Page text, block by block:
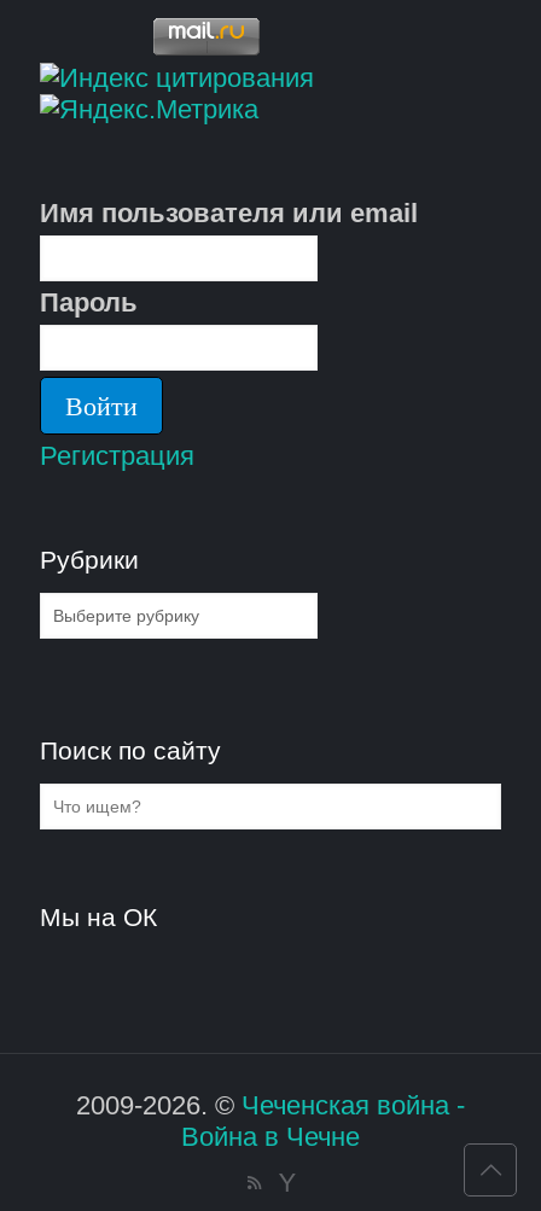
Имя пользователя или email
Пароль
Регистрация
Рубрики
Рубрики
Поиск по сайту
Мы на ОК
2009-2026. © Чеченская война -
Война в Чечне